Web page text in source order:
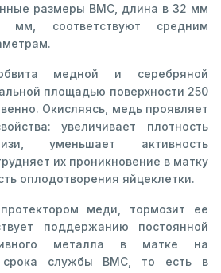
размеры ВМС, длина в 32 мм
соответствуют средним
медной и серебряной
площадью поверхности 250
Окисляясь, медь проявляет
увеличивает плотность
уменьшает активность
их проникновение в матку
оплодотворения яйцеклетки.
меди, тормозит ее
поддержанию постоянной
металла в матке на
срока службы ВМС, то есть в